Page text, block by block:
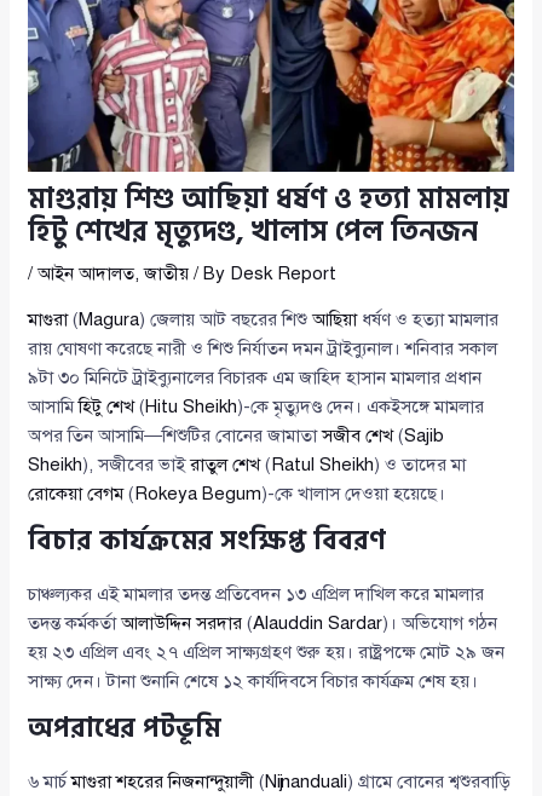
মাগুরায় শিশু আছিয়া ধর্ষণ ও হত্যা মামলায়
হিটু শেখের মৃত্যুদণ্ড, খালাস পেল তিনজন
/আইন আদালত,জাতীয় / By Desk Report
মাগুরা(Magura) জেলায় আট বছরের শিশুআছিয়াধর্ষণ ও হত্যা মামলার
রায় ঘোষণা করেছে নারী ও শিশু নির্যাতন দমন ট্রাইব্যুনাল। শনিবার সকাল
৯টা ৩০ মিনিটে ট্রাইব্যুনালের বিচারক এম জাহিদ হাসান মামলার প্রধান
আসামিহিটু শেখ(Hitu Sheikh)-কে মৃত্যুদণ্ড দেন। একইসঙ্গে মামলার
অপর তিন আসামি—শিশুটির বোনের জামাতাসজীব শেখ(Sajib
Sheikh), সজীবের ভাইরাতুল শেখ( Ratul Sheikh) ও তাদের মা
রোকেয়া বেগম( Rokeya Begum)-কে খালাস দেওয়া হয়েছে।
বিচার কার্যক্রমের সংক্ষিপ্ত বিবরণ
চাঞ্চল্যকর এই মামলার তদন্ত প্রতিবেদন ১৩ এপ্রিল দাখিল করে মামলার
তদন্ত কর্মকর্তাআলাউদ্দিন সরদার (Alauddin Sardar)। অভিযোগ গঠন
হয় ২৩ এপ্রিল এবং ২৭ এপ্রিল সাক্ষ্যগ্রহণ শুরু হয়। রাষ্ট্রপক্ষে মোট ২৯ জন
সাক্ষ্য দেন। টানা শুনানি শেষে ১২ কার্যদিবসে বিচার কার্যক্রম শেষ হয়।
অপরাধের পটভূমি
৬ মার্চমাগুরা শহরের নিজনান্দুয়ালী (Nijnanduali) গ্রামে বোনের শ্বশুরবাড়ি